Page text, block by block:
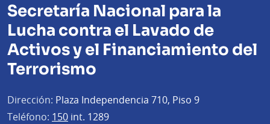
Secretaría Nacional para la
Lucha contra el Lavado de
Activos y el Financiamiento del
Terrorismo
Dirección: Plaza Independencia 710, Piso 9
Teléfono: 150 int. 1289